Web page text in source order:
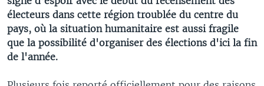
électeurs dans cette région troublée du centre du
pays, où la situation humanitaire est aussi fragile
que la possibilité d'organiser des élections d'ici la fin
de l'année.